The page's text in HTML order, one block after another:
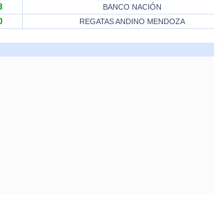
BANCO NACIÓN
REGATAS ANDINO MENDOZA